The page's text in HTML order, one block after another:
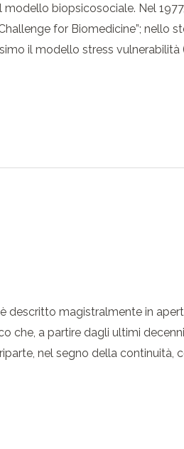
biopsicosociale. Nel
for Biomedicine”; nello
il modello stress vulnerabilità
descritto magistralmente in
che, a partire dagli ultimi
nel segno della continuità,